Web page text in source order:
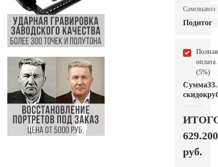
Самовывоз
Подитог
Полная
оплата
(5%)
Сумма
скидок
629.200
руб.